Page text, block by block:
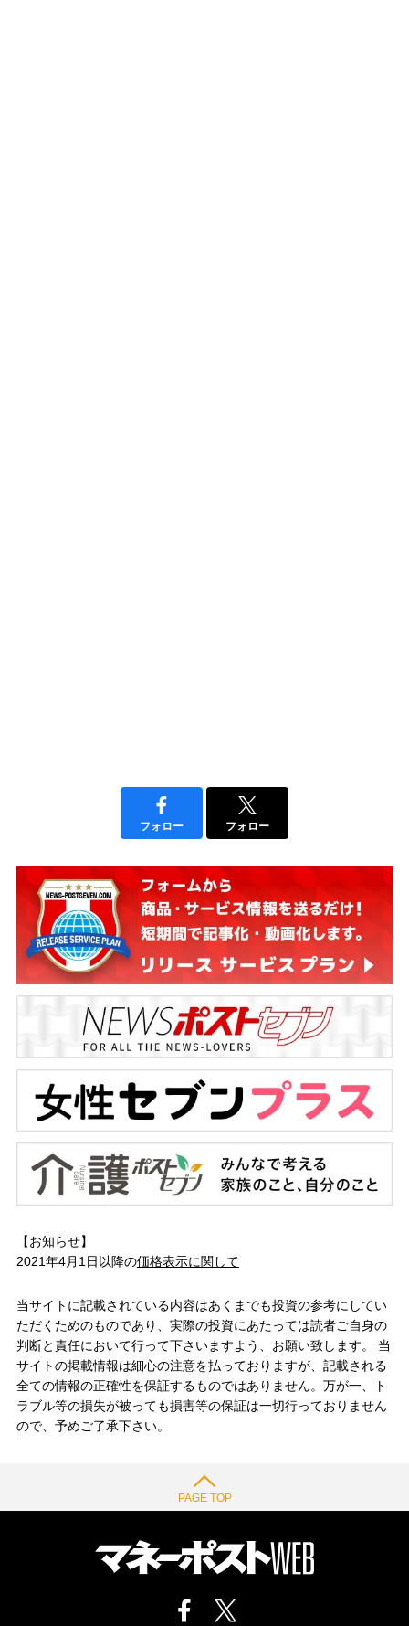
フォロー フォロー
【お知らせ】
2021年4月1日以降の価格表示に関して
当サイトに記載されている内容はあくまでも投資の参考にしてい
ただくためのものであり、実際の投資にあたっては読者ご自身の
判断と責任において行って下さいますよう、お願い致します。 当
サイトの掲載情報は細心の注意を払っておりますが、記載される
全ての情報の正確性を保証するものではありません。万が一、ト
ラブル等の損失が被っても損害等の保証は一切行っておりません
ので、予めご了承下さい。
PAGE TOP